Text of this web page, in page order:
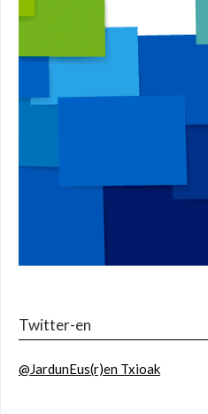
Twitter-en
@JardunEus(r)en Txioak